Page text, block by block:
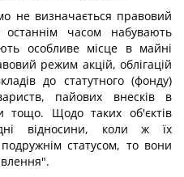
не визначається правовий
часом набувають
особливе місце в майні
режим акцій, облігацій
до статутного (фонду)
пайових внесків в
тощо. Щодо таких об'єктів
відносини, коли ж їх
статусом, то вони